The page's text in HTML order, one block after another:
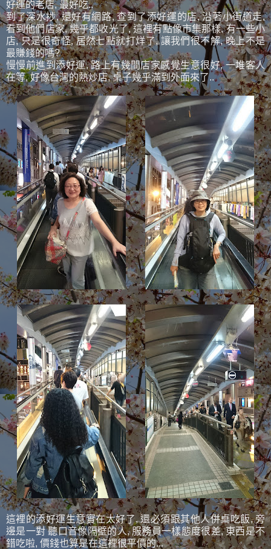
好運的老店, 最好吃..
到了深水捗, 還好有網路, 查到了添好運的店, 沿著小街道走,
看到他們店家, 幾乎都收光了, 這裡有點像市集那樣, 有一些小
店, 只是很奇怪, 居然七點就打烊了, 讓我們很不解, 晚上不是
最賺錢的嗎?
慢慢前進到添好運, 路上有幾間店家感覺生意很好, 一堆客人
在等, 好像台灣的熱炒店, 桌子幾乎滿到外面來了..
這裡的添好運生意實在太好了, 還必須跟其他人併桌吃飯, 旁
邊是一對 聽口音像隔壁的人, 服務員一樣態度很差, 東西是不
錯吃啦, 價錢也算是在這裡很平價的...